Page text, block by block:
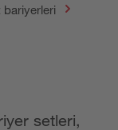
bariyerleri
setleri,